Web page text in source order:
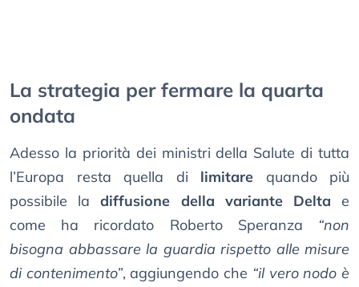
La strategia per fermare la quarta
ondata
Adesso la priorità dei ministri della Salute di tutta
l’Europa resta quella di limitare quando più
possibile ladiffusione della variante Delta e
come ha ricordato Roberto Speranza “non
bisogna abbassare la guardia rispetto alle misure
di contenimento”, aggiungendo che “il vero nodo è